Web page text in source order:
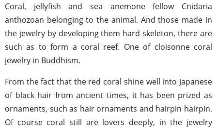
Coral, jellyfish and sea anemone fellow Cnidaria
anthozoan belonging to the animal. And those made in
the jewelry by developing them hard skeleton, there are
such as to form a coral reef. One of cloisonne coral
jewelry in Buddhism.
From the fact that the red coral shine well into Japanese
of black hair from ancient times, it has been prized as
ornaments, such as hair ornaments and hairpin hairpin.
Of course coral still are lovers deeply, in the jewelry